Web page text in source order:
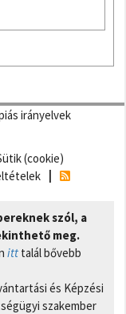
irányelvek
(cookie)
szól, a
meg.
itt talál bővebb
és Képzési
szakember